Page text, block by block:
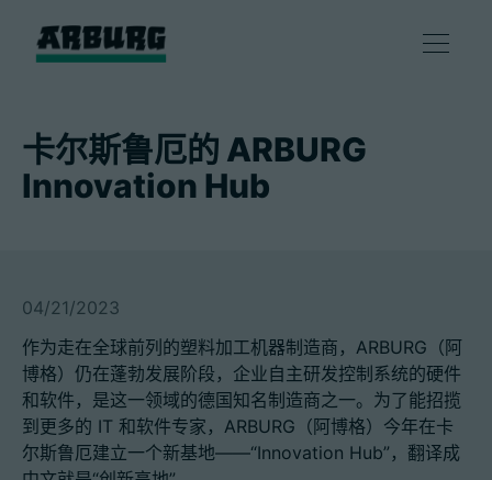
解决方案
智慧制造
企业
卡尔斯鲁厄的 ARBURG
Innovation Hub
04/21/2023
作为走在全球前列的塑料加工机器制造商，ARBURG（阿
博格）仍在蓬勃发展阶段，企业自主研发控制系统的硬件
和软件，是这一领域的德国知名制造商之一。为了能招揽
到更多的 IT 和软件专家，ARBURG（阿博格）今年在卡
尔斯鲁厄建立一个新基地——“Innovation Hub”，翻译成